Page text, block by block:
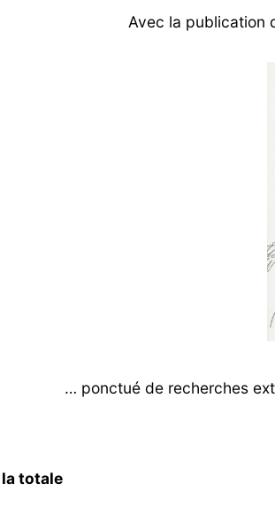
Avec la publication
… ponctué de recherches
la totale